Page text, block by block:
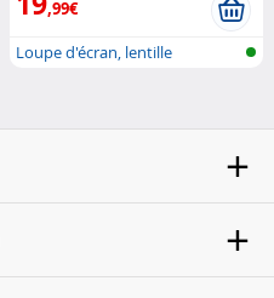
,99€
Loupe d'écran, lentille